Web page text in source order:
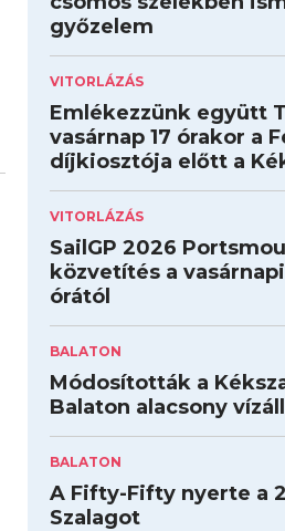
győzelem
VITORLÁZÁS
Emlékezzünk együtt
vasárnap 17 órakor a
díjkiosztója előtt a
VITORLÁZÁS
SailGP 2026
közvetítés a
órától
BALATON
Módosították a
Balaton alacsony
BALATON
A Fifty-Fifty nyerte a
Szalagot